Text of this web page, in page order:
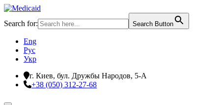
Search for: Search Button
Eng
Рус
Укр
г. Киев, бул. Дружбы Народов, 5-А
+38 (050) 312-27-68